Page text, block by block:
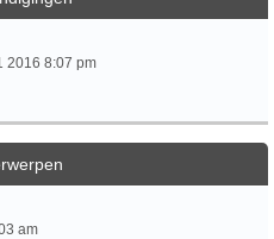
2016 8:07 pm
am